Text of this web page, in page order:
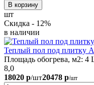
В корзину
шт
Скидка - 12%
в наличии
Теплый пол под плитку
Площадь обогрева, м2: 4
8,0
18020 р/шт20478 р/шт